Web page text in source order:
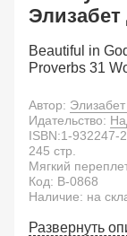
Beautiful in
Proverbs 31
Автор:
Идательство:
ISBN:1-932247-
245 стр.
Мягкий
Код: B-0868
Наличие: на
Развернуть